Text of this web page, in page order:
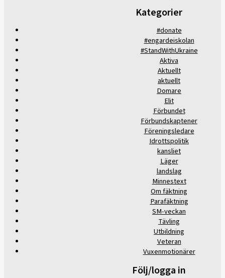
Kategorier
#donate
#engardeiskolan
#StandWithUkraine
Aktiva
Aktuellt
aktuellt
Domare
Elit
Förbundet
Förbundskaptener
Föreningsledare
Idrottspolitik
kansliet
Läger
landslag
Minnestext
Om fäktning
Parafäktning
SM-veckan
Tävling
Utbildning
Veteran
Vuxenmotionärer
Följ/logga in